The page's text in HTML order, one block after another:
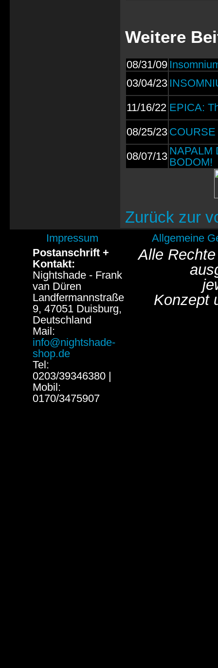
Weitere
08/31/09
03/04/23
11/16/22 EPICA:
08/25/23 COURSE
08/07/13 NAPALM
BODOM!
Zurück zur
Impressum
Allgemeine
Postanschrift +
Kontakt:
Nightshade - Frank
van Düren
Landfermannstraße
9, 47051 Duisburg,
Deutschland
Mail:
info@nightshade-
shop.de
Tel:
0203/39346380 |
Mobil:
0170/3475907
Alle
Konzept